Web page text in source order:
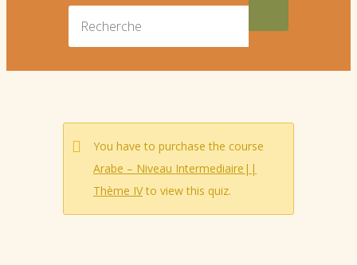
You have to purchase the course
Arabe – Niveau Intermediaire||
Thème IVto view this quiz.